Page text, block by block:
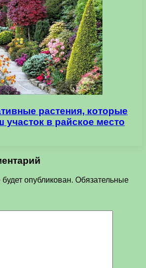
растения, которые
участок в райское место
опубликован. Обязательные